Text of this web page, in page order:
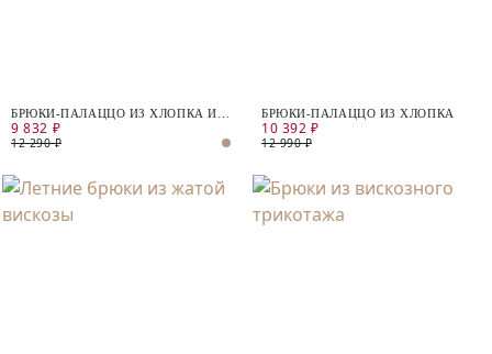
БРЮКИ-ПАЛАЦЦО ИЗ ХЛОПКА И
ЛЬНА
9 832 ₽
12 290 ₽
БРЮКИ-ПАЛАЦЦО ИЗ ХЛОПКА
10 392 ₽
12 990 ₽